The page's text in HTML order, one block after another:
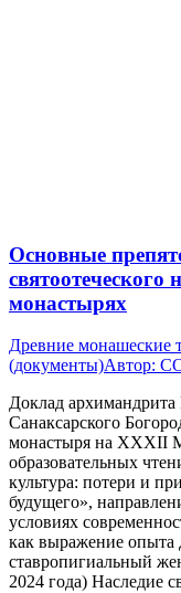
Основные
святоотеческого
монастырях
Древние монашеские
(документы)Автор:
Доклад
Санаксарского
монастыря на XXXII
образовательных
культура: потери и
будущего»,
условиях
как выражение опыта
ставропигиальный
2024 года) Наследие